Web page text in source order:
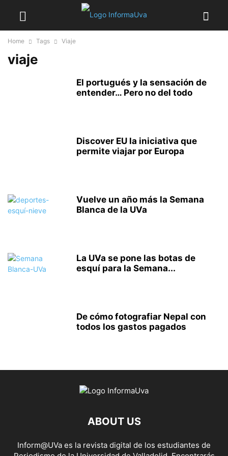
Home Tags Viaje
viaje
El portugués y la sensación de
entender… Pero no del todo
Discover EU la iniciativa que
permite viajar por Europa
Vuelve un año más la Semana
Blanca de la UVa
La UVa se pone las botas de
esquí para la Semana...
De cómo fotografiar Nepal con
todos los gastos pagados
ABOUT US
Inform@UVa es la revista digital de los estudiantes de